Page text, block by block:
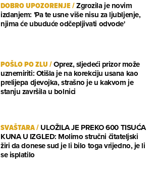
DOBRO UPOZORENJE/Zgrozila je novim
izdanjem: 'Pa te usne više nisu za ljubljenje,
njima će ubuduće odčepljivati odvode'
POŠLO PO ZLU/Oprez, sljedeći prizor može
uznemiriti: Otišla je na korekciju usana kao
prelijepa djevojka, strašno je u kakvom je
stanju završila u bolnici
SVAŠTARA/ULOŽILA JE PREKO 600 TISUĆA
KUNA U IZGLED: Molimo stručni čitateljski
žiri da donese sud je li bilo toga vrijedno, je li
se isplatilo